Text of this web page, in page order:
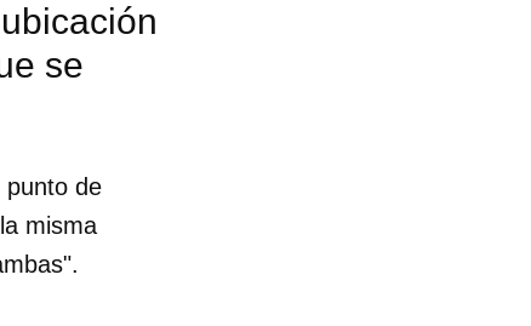
se
punto de
misma